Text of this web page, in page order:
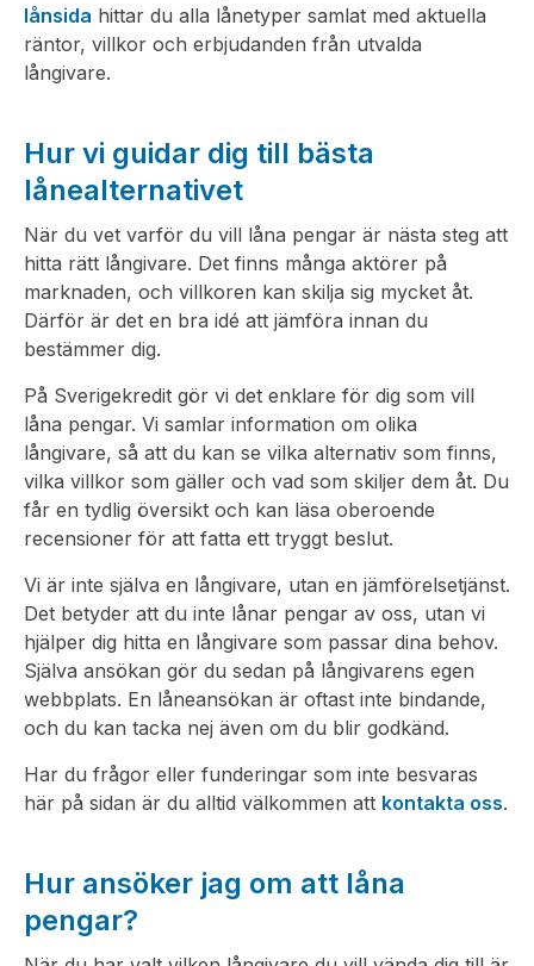
lånsida hittar du alla lånetyper samlat med aktuella
räntor, villkor och erbjudanden från utvalda
långivare.
Hur vi guidar dig till bästa
lånealternativet
När du vet varför du vill låna pengar är nästa steg att
hitta rätt långivare. Det finns många aktörer på
marknaden, och villkoren kan skilja sig mycket åt.
Därför är det en bra idé att jämföra innan du
bestämmer dig.
På Sverigekredit gör vi det enklare för dig som vill
låna pengar. Vi samlar information om olika
långivare, så att du kan se vilka alternativ som finns,
vilka villkor som gäller och vad som skiljer dem åt. Du
får en tydlig översikt och kan läsa oberoende
recensioner för att fatta ett tryggt beslut.
Vi är inte själva en långivare, utan en jämförelsetjänst.
Det betyder att du inte lånar pengar av oss, utan vi
hjälper dig hitta en långivare som passar dina behov.
Själva ansökan gör du sedan på långivarens egen
webbplats. En låneansökan är oftast inte bindande,
och du kan tacka nej även om du blir godkänd.
Har du frågor eller funderingar som inte besvaras
här på sidan är du alltid välkommen att kontakta oss.
Hur ansöker jag om att låna
pengar?